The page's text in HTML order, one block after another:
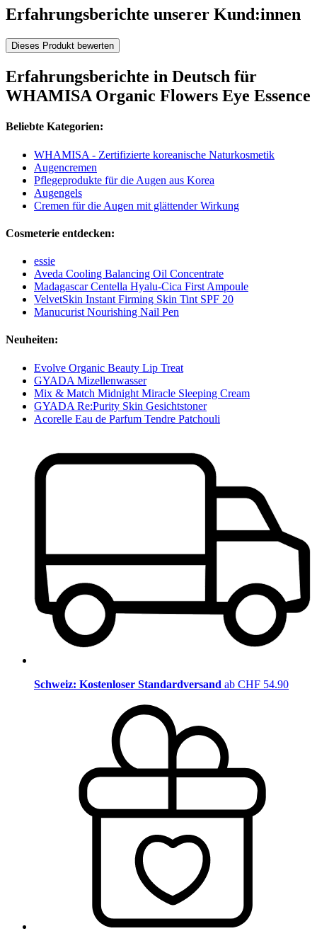
Erfahrungsberichte unserer Kund:innen
Dieses Produkt bewerten
Erfahrungsberichte in Deutsch für
WHAMISA Organic Flowers Eye Essence
Beliebte Kategorien:
WHAMISA - Zertifizierte koreanische Naturkosmetik
Augencremen
Pflegeprodukte für die Augen aus Korea
Augengels
Cremen für die Augen mit glättender Wirkung
Cosmeterie entdecken:
essie
Aveda Cooling Balancing Oil Concentrate
Madagascar Centella Hyalu-Cica First Ampoule
VelvetSkin Instant Firming Skin Tint SPF 20
Manucurist Nourishing Nail Pen
Neuheiten:
Evolve Organic Beauty Lip Treat
GYADA Mizellenwasser
Mix & Match Midnight Miracle Sleeping Cream
GYADA Re:Purity Skin Gesichtstoner
Acorelle Eau de Parfum Tendre Patchouli
Schweiz: Kostenloser Standardversand ab CHF 54.90